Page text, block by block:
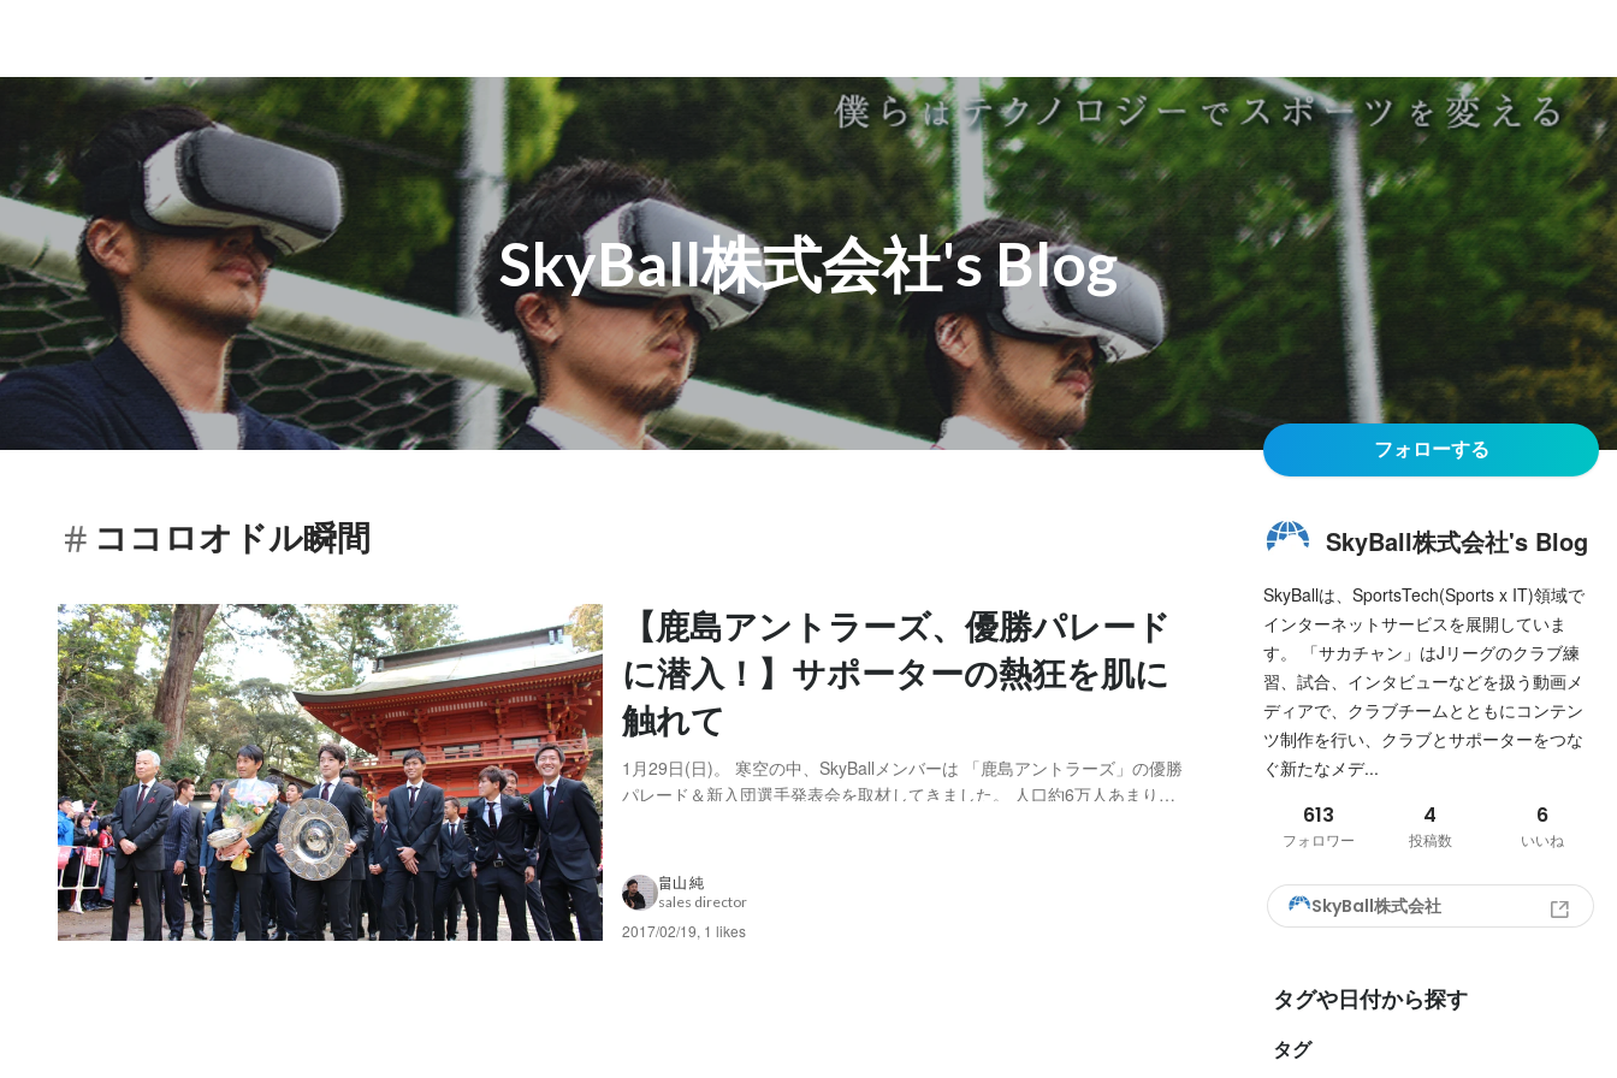
SkyBall株式会社's Blog
ココロオドル瞬間
【鹿島アントラーズ、優勝パレード
に潜入！】サポーターの熱狂を肌に
触れて
1月29日(日)。 寒空の中、SkyBallメンバーは 「鹿島アントラーズ」の優勝
パレード＆新入団選手発表会を取材してきました。 人口約6万人あまりの
来市、行方市、鉾田市 ※茨城...
畠山 純
sales director
2017/02/19, 1 likes
フォローする
SkyBall株式会社's Blog
SkyBallは、SportsTech(Sports x IT)領域で
インターネットサービスを展開していま
す。 「サカチャン」はJリーグのクラブ練
習、試合、インタビューなどを扱う動画メ
ディアで、クラブチームとともにコンテン
ツ制作を行い、クラブとサポーターをつな
ぐ新たなメデ...
613
フォロワー
4
投稿数
6
いいね
SkyBall株式会社
タグや日付から探す
タグ